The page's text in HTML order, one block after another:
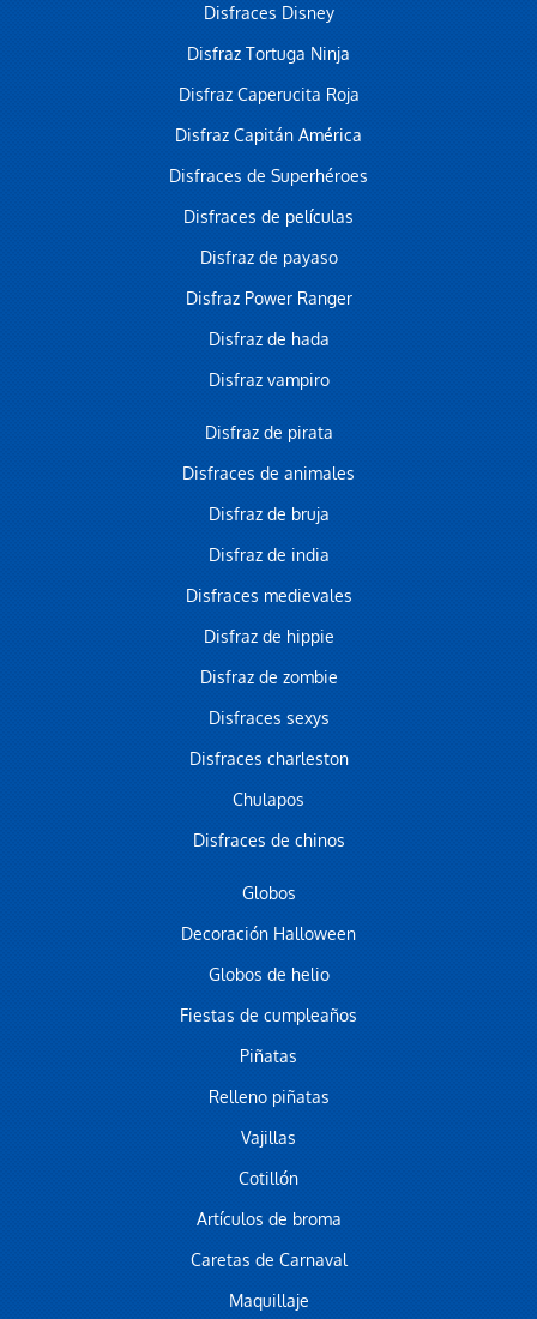
Disfraces Disney
Disfraz Tortuga Ninja
Disfraz Caperucita Roja
Disfraz Capitán América
Disfraces de Superhéroes
Disfraces de películas
Disfraz de payaso
Disfraz Power Ranger
Disfraz de hada
Disfraz vampiro
Disfraz de pirata
Disfraces de animales
Disfraz de bruja
Disfraz de india
Disfraces medievales
Disfraz de hippie
Disfraz de zombie
Disfraces sexys
Disfraces charleston
Chulapos
Disfraces de chinos
Globos
Decoración Halloween
Globos de helio
Fiestas de cumpleaños
Piñatas
Relleno piñatas
Vajillas
Cotillón
Artículos de broma
Caretas de Carnaval
Maquillaje